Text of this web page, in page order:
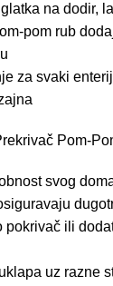
na dodir,
pom rub
za svaki
Pom-
svog
pokrivač ili
uz razne